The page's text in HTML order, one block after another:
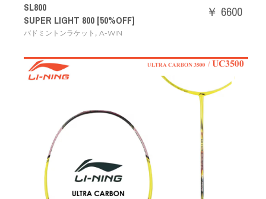
SL800
SUPER LIGHT 800 [50%OFF]
バドミントンラケット , A-WIN
￥ 6600